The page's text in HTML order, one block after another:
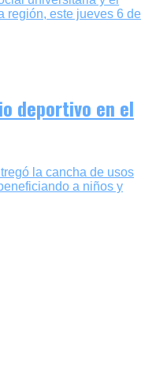
región, este jueves 6 de
deportivo en el
la cancha de usos
a niños y